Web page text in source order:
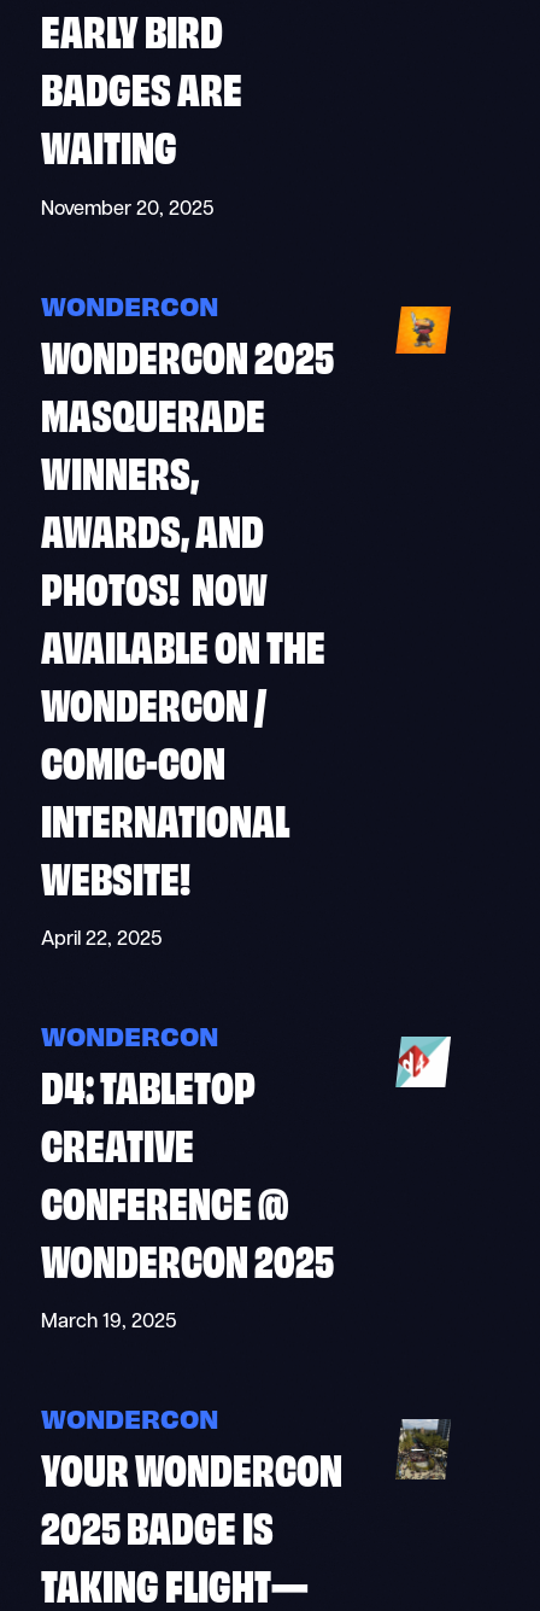
EARLY BIRD
BADGES ARE
WAITING
November 20, 2025
WONDERCON
WONDERCON 2025
MASQUERADE
WINNERS,
AWARDS, AND
PHOTOS! NOW
AVAILABLE ON THE
WONDERCON /
COMIC-CON
INTERNATIONAL
WEBSITE!
April 22, 2025
WONDERCON
D4: TABLETOP
CREATIVE
CONFERENCE @
WONDERCON 2025
March 19, 2025
WONDERCON
YOUR WONDERCON
2025 BADGE IS
TAKING FLIGHT—